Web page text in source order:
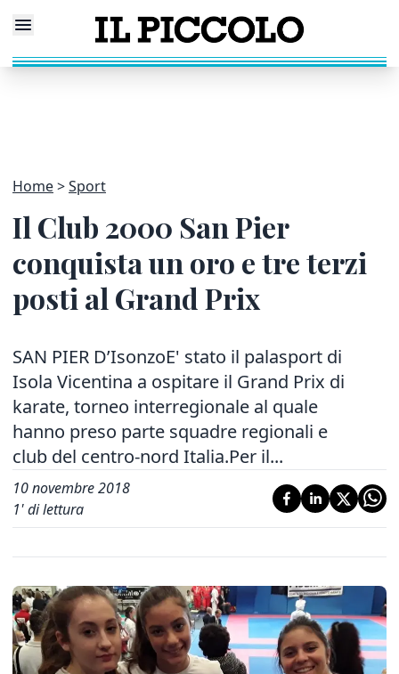
Home Sport
Il Club 2000 San Pier
conquista un oro e tre terzi
posti al Grand Prix
SAN PIER D’IsonzoE' stato il palasport di
Isola Vicentina a ospitare il Grand Prix di
karate, torneo interregionale al quale
hanno preso parte squadre regionali e
club del centro-nord Italia.Per il...
10 novembre 2018
1' di lettura